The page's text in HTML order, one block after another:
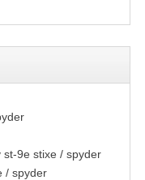
250CC
st-9e stixe / spyder
/ spyder